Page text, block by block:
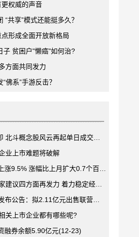
更权威的声音
共享”模式还能挺多久？
点形成全面开放新格局
子 贫困户"懒癌"如何治?
方面共同发力
佛系”手游反击？
念股风云再起单日成交额达到261亿元
业上市难题将破解
9.5% 涨幅比上月扩大0.7个百分点
议四方面再发力 着力稳定经济运行
亿元出售联营公司芯鑫(深圳)租赁48％股权
关上市企业都有哪些呢?
融券余额5.90亿元(12-23)